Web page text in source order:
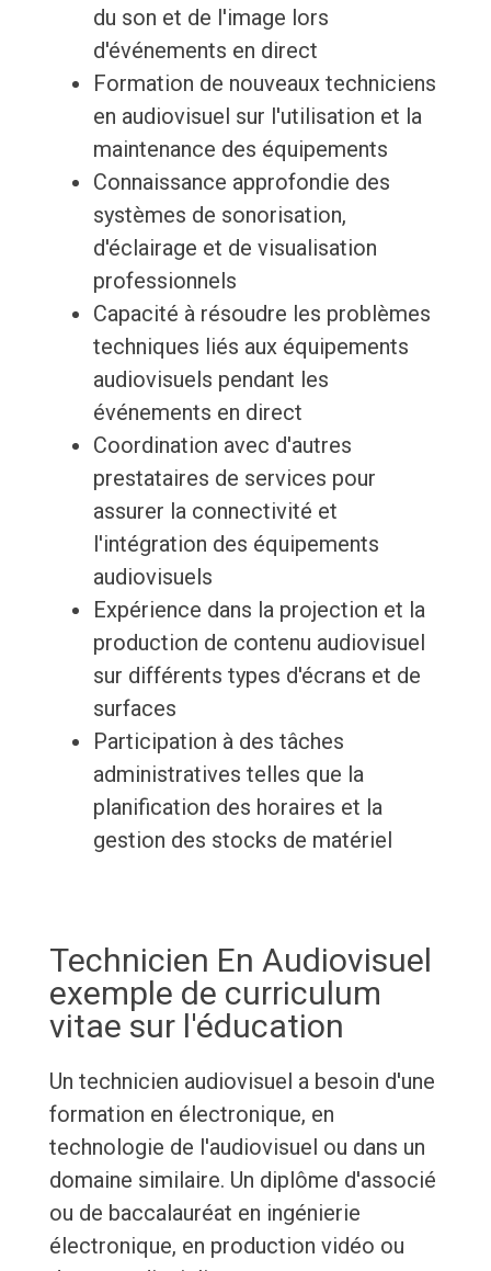
du son et de l'image lors
d'événements en direct
Formation de nouveaux techniciens
en audiovisuel sur l'utilisation et la
maintenance des équipements
Connaissance approfondie des
systèmes de sonorisation,
d'éclairage et de visualisation
professionnels
Capacité à résoudre les problèmes
techniques liés aux équipements
audiovisuels pendant les
événements en direct
Coordination avec d'autres
prestataires de services pour
assurer la connectivité et
l'intégration des équipements
audiovisuels
Expérience dans la projection et la
production de contenu audiovisuel
sur différents types d'écrans et de
surfaces
Participation à des tâches
administratives telles que la
planification des horaires et la
gestion des stocks de matériel
Technicien En Audiovisuel
exemple de curriculum
vitae sur l'éducation
Un technicien audiovisuel a besoin d'une
formation en électronique, en
technologie de l'audiovisuel ou dans un
domaine similaire. Un diplôme d'associé
ou de baccalauréat en ingénierie
électronique, en production vidéo ou